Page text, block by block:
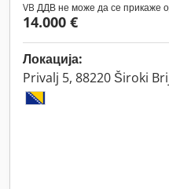
VB ДДВ не може да се прикаже
14.000 €
Локација:
Privalj 5, 88220 Široki